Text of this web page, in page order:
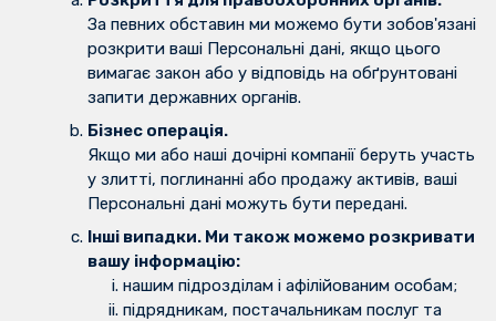
За певних обставин ми можемо бути зобов'язані
розкрити ваші Персональні дані, якщо цього
вимагає закон або у відповідь на обґрунтовані
запити державних органів.
Бізнес операція.
Якщо ми або наші дочірні компанії беруть участь
у злитті, поглинанні або продажу активів, ваші
Персональні дані можуть бути передані.
Інші випадки. Ми також можемо розкривати
вашу інформацію:
нашим підрозділам і афілійованим особам;
підрядникам, постачальникам послуг та